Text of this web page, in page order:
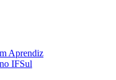
Aprendiz
IFSul